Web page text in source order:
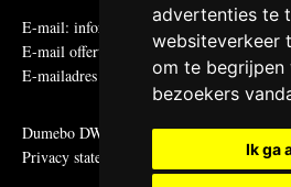
advertenties te
websiteverkeer
om te begrijpen
bezoekers
Ik ga
E-mail: informatie@metadecor.nl
E-mail offertes:
calculatie@metadecor.nl
E-mailadres administratie:
Dumebo DWS voorwaarden
Privacy statement